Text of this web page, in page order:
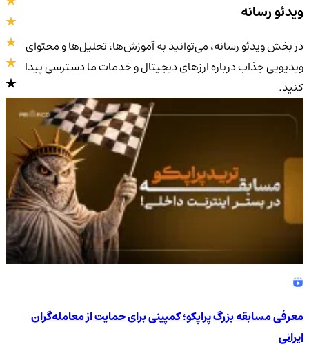
4.9/5
ویدئو رسانه
در بخش ویدئو رسانه، می‌توانید به آموزش‌ها، تحلیل‌ها و محتوای
ویدیویی جذاب درباره ارزهای دیجیتال و خدمات ما دسترسی پیدا
کنید.
معرفی مسابقه بزرگ پراپکو؛ کمپینی برای حمایت از معامله‌گران
ایرانی